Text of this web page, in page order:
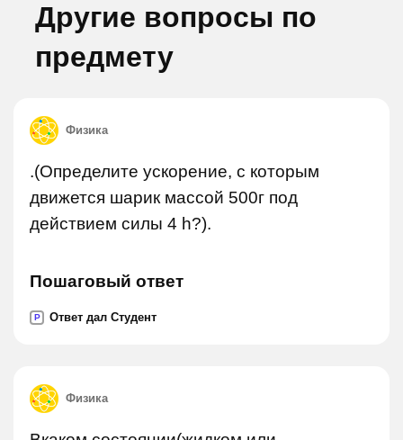
Другие вопросы по
предмету
Физика
.(Определите ускорение, с которым
движется шарик массой 500г под
действием силы 4 h?).
Пошаговый ответ
P Ответ дал Студент
Физика